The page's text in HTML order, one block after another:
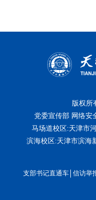
版权所
党委宣传部 网络安
马场道校区:天津市
滨海校区:天津市滨海
支部书记直通车 信访举